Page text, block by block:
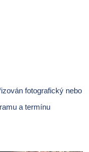
fotografický nebo
a termínu